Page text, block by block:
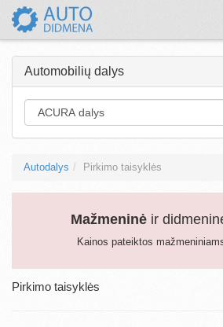
Automobilių dalys
Autodalys Pirkimo taisyklės
Mažmeninėir
Kainos pateiktos
Pirkimo taisyklės